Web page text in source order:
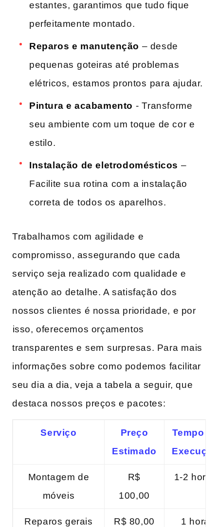
estantes,​ garantimos que tudo fique
perfeitamente montado.
Reparos e manutenção – desde
pequenas ⁤goteiras até problemas‌
elétricos, estamos prontos⁣ para ajudar.
Pintura e acabamento ⁣- Transforme
‌seu ambiente com um toque de cor e
estilo.
Instalação ‌de eletrodomésticos –
Facilite sua​ rotina⁣ com⁤ a ‌instalação
correta de ⁢todos os ⁢aparelhos.
Trabalhamos com agilidade e
compromisso, assegurando que cada
serviço seja realizado com qualidade e
atenção ao detalhe. A satisfação dos
nossos clientes é nossa prioridade, e por
⁣isso, oferecemos orçamentos
transparentes e ⁢sem⁢ surpresas. Para ⁤mais​
informações ​sobre como podemos facilitar
seu dia a​ dia, veja a tabela a‌ seguir, que
‍destaca nossos preços e pacotes:
Serviço
Preço
Estimado
Tempo
Montagem de
móveis
R$⁣
100,00
1-2 horas
Reparos gerais R$ 80,00 1 hora